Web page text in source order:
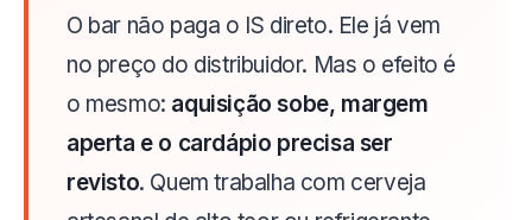
O bar não paga o IS direto. Ele já vem
no preço do distribuidor. Mas o efeito é
o mesmo: aquisição sobe, margem
aperta e o cardápio precisa ser
revisto. Quem trabalha com cerveja